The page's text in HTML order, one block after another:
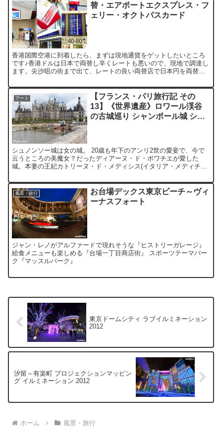
替・エアポートエクスプレス・フ
ェリー・オクトパスカード
香港国際空港に到着したら、まずは現地通貨をゲットしたいところ
です♪香港ドルは日本で両替し辛くレートも悪いので、現地で調達し
ます。尖沙咀の街まで出て、レートの良い両替店で日本円を両替し
アート
【フランス・パリ旅行記 その
13】《世界遺産》ロワール渓谷
の古城巡り シャンポール城 シュ
シュノンソー城は女の城。 20歳も年下のアンリ2世の愛妾で、今で
云うところの美魔女？だったディアーヌ・ド・ポワチエが愛した
城。本妻の王妃カトリーヌ・ド・メディシス(イタリア・メディチ家
風景・旅行
お台場デックス東京ビーチ～ヴィ
ーナスフォート
ジャン・レノがアルファードで現れそうな『ヒストリーガレージ』
給食メニューも楽しめる『台場一丁目商店街』 スポーツテーマパー
ク『マッスルパーク』
東京ドームシティ ラブイルミネーション
2012
汐留～有楽町 プロジェクションマッピン
グ イルミネーション 2012
ホーム 風景・旅行